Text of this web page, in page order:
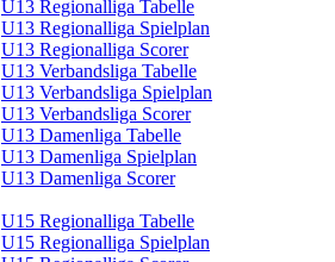
U13 Regionalliga Tabelle
U13 Regionalliga Spielplan
U13 Regionalliga Scorer
U13 Verbandsliga Tabelle
U13 Verbandsliga Spielplan
U13 Verbandsliga Scorer
U13 Damenliga Tabelle
U13 Damenliga Spielplan
U13 Damenliga Scorer
U15 Regionalliga Tabelle
U15 Regionalliga Spielplan